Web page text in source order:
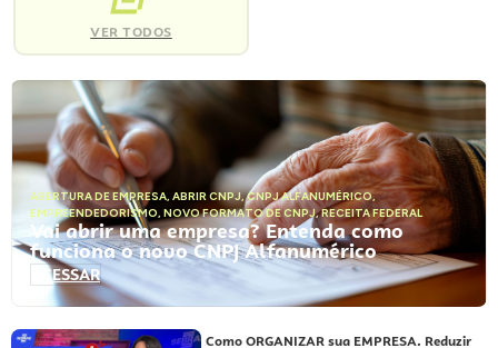
VER TODOS
ABERTURA DE EMPRESA, ABRIR CNPJ,CNPJ ALFANUMÉRICO,
EMPREENDEDORISMO, NOVO FORMATO DE CNPJ,RECEITA FEDERAL
Vai abrir uma empresa? Entenda como
funciona o novo CNPJ Alfanumérico
ACESSAR
Como ORGANIZAR sua EMPRESA. Reduzir